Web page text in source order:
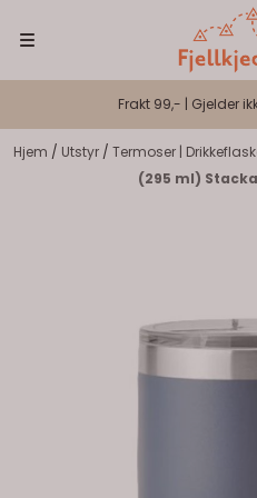
Frakt 99,- | Gjelder
Hjem / Utstyr / Termoser |
(295 ml)